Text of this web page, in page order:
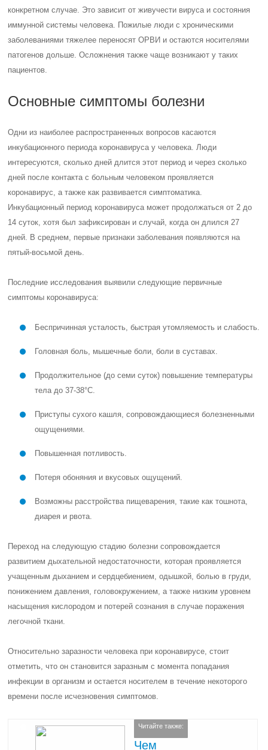
конкретном случае. Это зависит от живучести вируса и состояния
иммунной системы человека. Пожилые люди с хроническими
заболеваниями тяжелее переносят ОРВИ и остаются носителями
патогенов дольше. Осложнения также чаще возникают у таких
пациентов.
Основные симптомы болезни
Одни из наиболее распространенных вопросов касаются
инкубационного периода коронавируса у человека. Люди
интересуются, сколько дней длится этот период и через сколько
дней после контакта с больным человеком проявляется
коронавирус, а также как развивается симптоматика.
Инкубационный период коронавируса может продолжаться от 2 до
14 суток, хотя был зафиксирован и случай, когда он длился 27
дней. В среднем, первые признаки заболевания появляются на
пятый-восьмой день.
Последние исследования выявили следующие первичные
симптомы коронавируса:
Беспричинная усталость, быстрая утомляемость и слабость.
Головная боль, мышечные боли, боли в суставах.
Продолжительное (до семи суток) повышение температуры
тела до 37-38°С.
Приступы сухого кашля, сопровождающиеся болезненными
ощущениями.
Повышенная потливость.
Потеря обоняния и вкусовых ощущений.
Возможны расстройства пищеварения, такие как тошнота,
диарея и рвота.
Переход на следующую стадию болезни сопровождается
развитием дыхательной недостаточности, которая проявляется
учащенным дыханием и сердцебиением, одышкой, болью в груди,
понижением давления, головокружением, а также низким уровнем
насыщения кислородом и потерей сознания в случае поражения
легочной ткани.
Относительно заразности человека при коронавирусе, стоит
отметить, что он становится заразным с момента попадания
инфекции в организм и остается носителем в течение некоторого
времени после исчезновения симптомов.
Читайте также:
Чем